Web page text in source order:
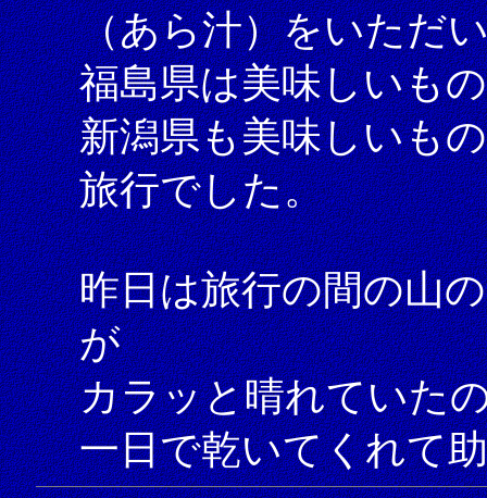
（あら汁）をいただ
福島県は美味しいも
新潟県も美味しいも
旅行でした。
昨日は旅行の間の山
が
カラッと晴れていた
一日で乾いてくれて